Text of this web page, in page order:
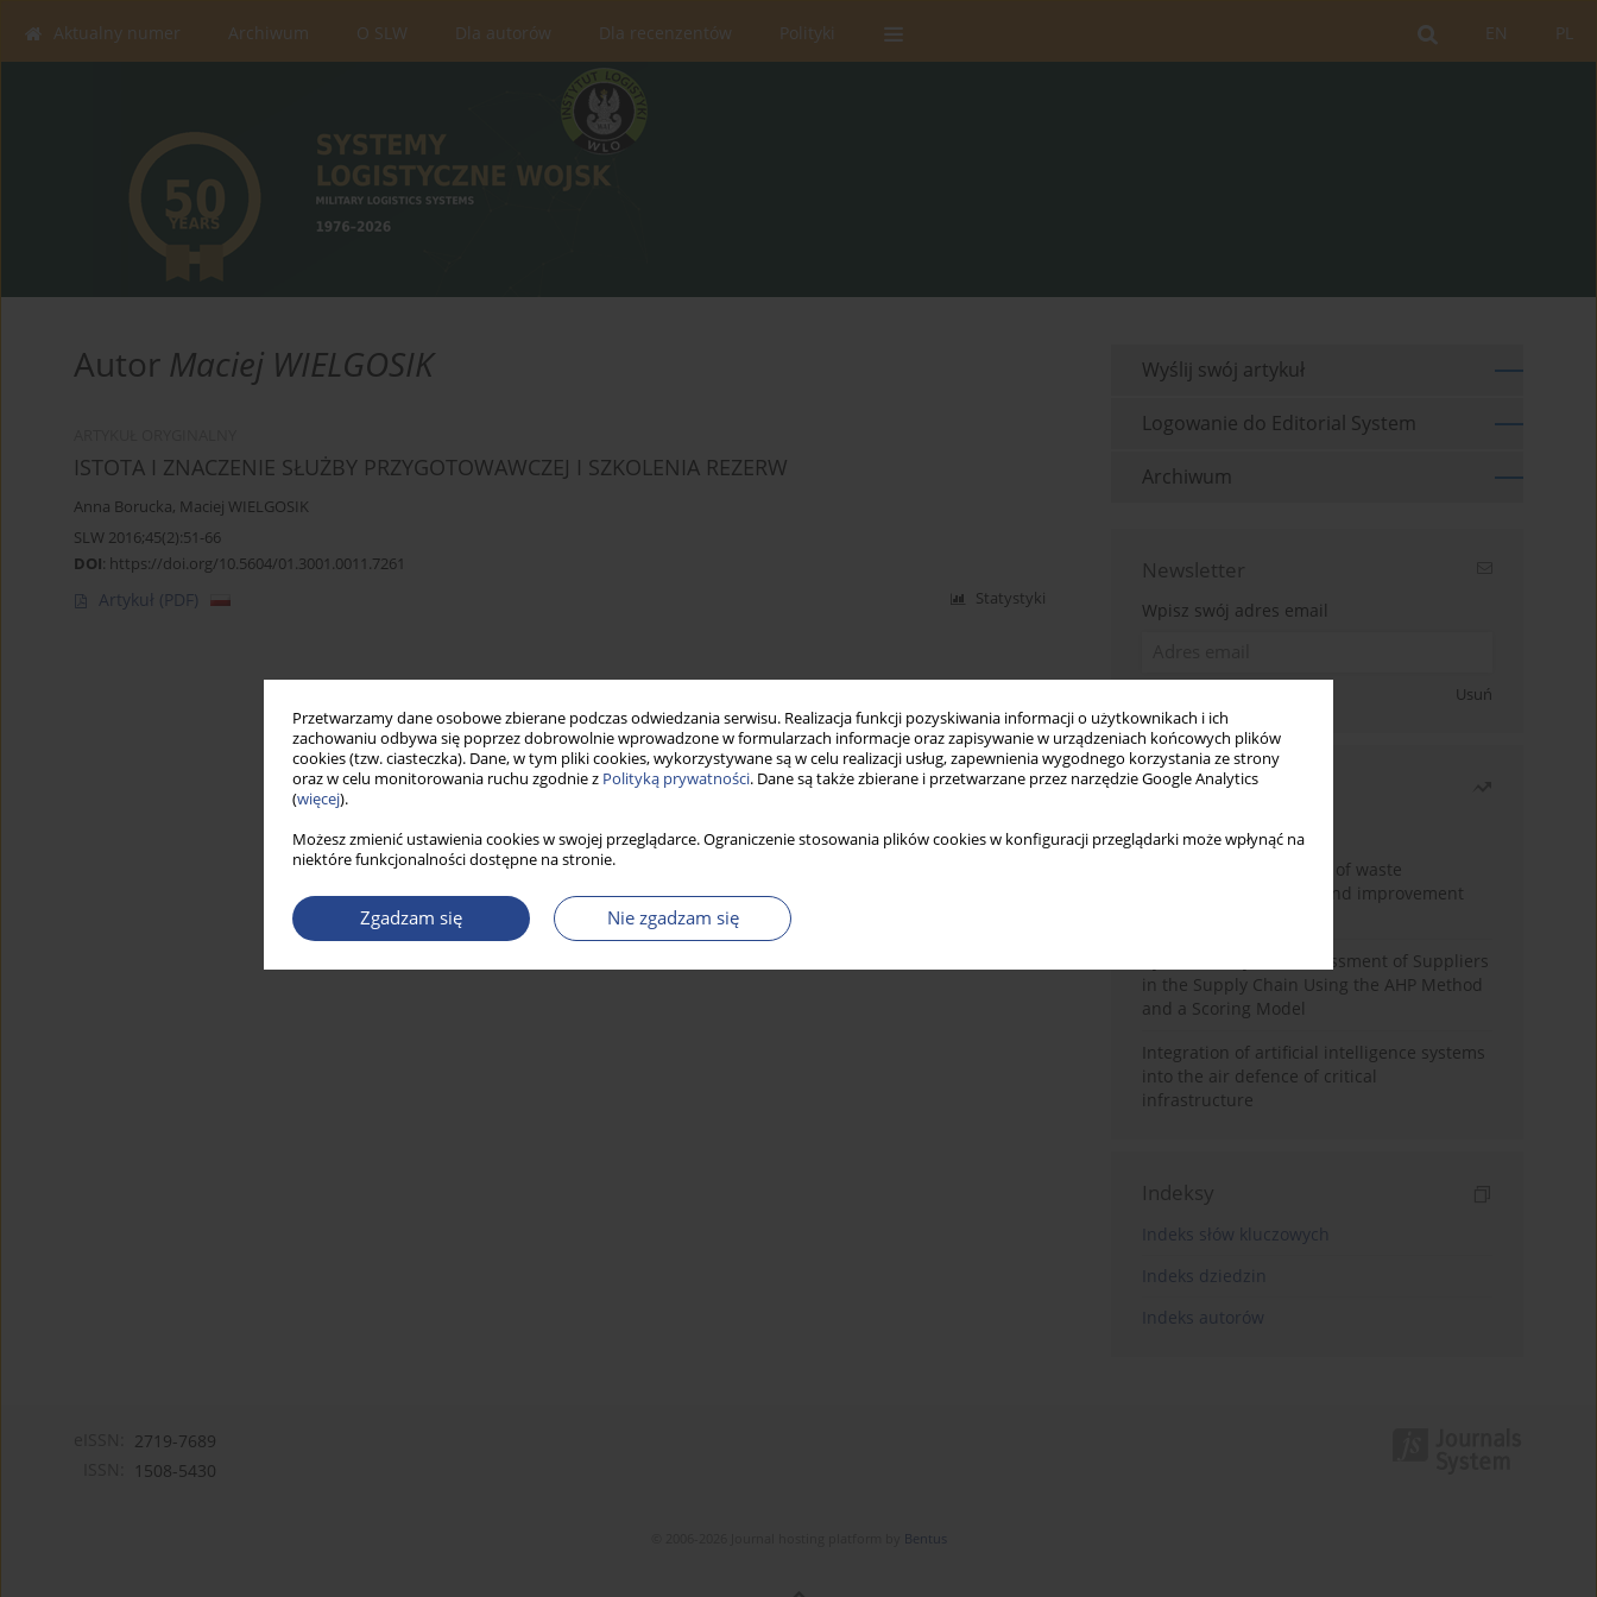
Przetwarzamy dane osobowe zbierane podczas odwiedzania serwisu. Realizacja funkcji pozyskiwania informacji o użytkownikach i ich
zachowaniu odbywa się poprzez dobrowolnie wprowadzone w formularzach informacje oraz zapisywanie w urządzeniach końcowych plików
cookies (tzw. ciasteczka). Dane, w tym pliki cookies, wykorzystywane są w celu realizacji usług, zapewnienia wygodnego korzystania ze strony
oraz w celu monitorowania ruchu zgodnie z Polityką prywatności. Dane są także zbierane i przetwarzane przez narzędzie Google Analytics
(więcej).
Możesz zmienić ustawienia cookies w swojej przeglądarce. Ograniczenie stosowania plików cookies w konfiguracji przeglądarki może wpłynąć na
niektóre funkcjonalności dostępne na stronie.
Zgadzam się Nie zgadzam się
PL
EN
Aktualny numer Archiwum O SLW Dla autorów Dla recenzentów Polityki
Autor Maciej WIELGOSIK
ISTOTA I ZNACZENIE SŁUŻBY PRZYGOTOWAWCZEJ I SZKOLENIA REZERW
Anna Borucka, Maciej WIELGOSIK
SLW 2016;45(2):51-66
DOI: https://doi.org/10.5604/01.3001.0011.7261
Artykuł (PDF) Statystyki
Wyślij swój artykuł
Logowanie do Editorial System
Archiwum
Newsletter
Wpisz swój adres email
Usuń
Najczęściej czytane
Analysis and evaluation of waste
management logistics and improvement
Cybersecurity Risk Assessment of Suppliers
in the Supply Chain Using the AHP Method
and a Scoring Model
Integration of artificial intelligence systems
into the air defence of critical
infrastructure
Indeksy
Indeks słów kluczowych
Indeks dziedzin
Indeks autorów
2719-7689
1508-5430
Bentus